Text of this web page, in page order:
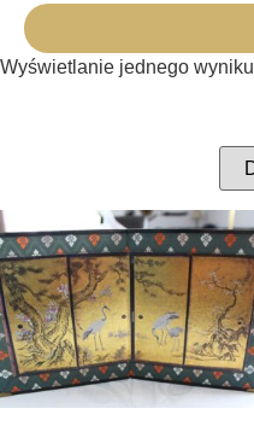
Wyświetlanie jednego wyniku